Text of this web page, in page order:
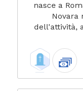
nasce a
Novara
dell'attività,